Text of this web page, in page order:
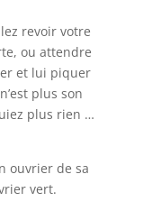
revoir votre
ou attendre
et lui piquer
plus son
plus rien …
ouvrier de sa
vert.